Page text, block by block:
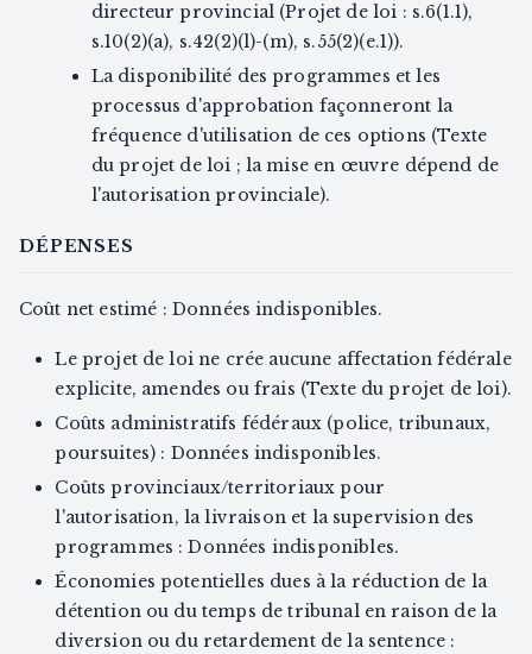
directeur provincial (Projet de loi : s.6(1.1),
s.10(2)(a), s.42(2)(l)-(m), s.55(2)(e.1)).
La disponibilité des programmes et les
processus d'approbation façonneront la
fréquence d'utilisation de ces options (Texte
du projet de loi ; la mise en œuvre dépend de
l'autorisation provinciale).
DÉPENSES
Coût net estimé : Données indisponibles.
Le projet de loi ne crée aucune affectation fédérale
explicite, amendes ou frais (Texte du projet de loi).
Coûts administratifs fédéraux (police, tribunaux,
poursuites) : Données indisponibles.
Coûts provinciaux/territoriaux pour
l'autorisation, la livraison et la supervision des
programmes : Données indisponibles.
Économies potentielles dues à la réduction de la
détention ou du temps de tribunal en raison de la
diversion ou du retardement de la sentence :